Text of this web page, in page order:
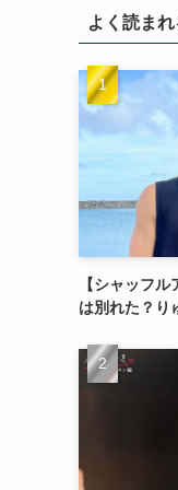
よく読ま
【シャッフ
は別れた？り